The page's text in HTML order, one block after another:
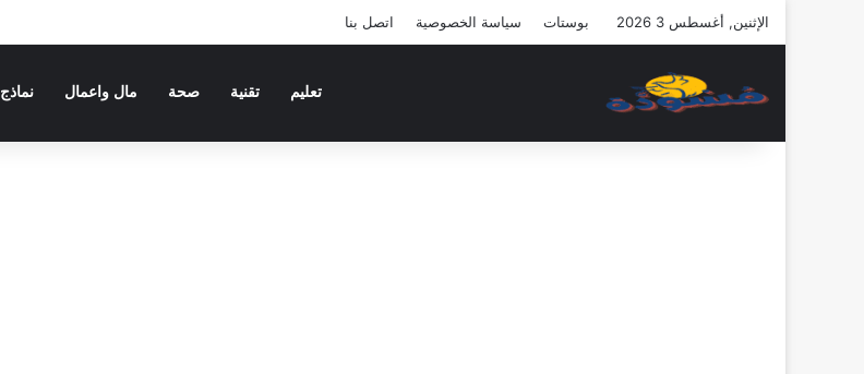
الإثنين, أغسطس 3 2026 بوستات سياسة الخصوصية اتصل بنا
تعليم تقنية صحة مال واعمال نماذج